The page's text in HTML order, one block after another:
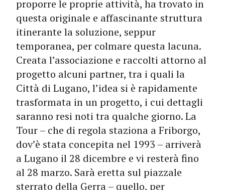
proporre le proprie attività, ha trovato in
questa originale e affascinante struttura
itinerante la soluzione, seppur
temporanea, per colmare questa lacuna.
Creata l’associazione e raccolti attorno al
progetto alcuni partner, tra i quali la
Città di Lugano, l’idea si è rapidamente
trasformata in un progetto, i cui dettagli
saranno resi noti tra qualche giorno. La
Tour – che di regola staziona a Friborgo,
dov’è stata concepita nel 1993 – arriverà
a Lugano il 28 dicembre e vi resterà fino
al 28 marzo. Sarà eretta sul piazzale
sterrato della Gerra – quello, per